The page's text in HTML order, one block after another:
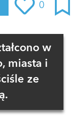
0
w
miasta i
ze